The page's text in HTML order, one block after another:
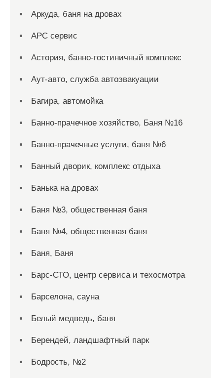
Аркуда, баня на дровах
АРС сервис
Астория, банно-гостиничный комплекс
Аут-авто, служба автоэвакуации
Багира, автомойка
Банно-прачечное хозяйство, Баня №16
Банно-прачечные услуги, баня №6
Банный дворик, комплекс отдыха
Банька на дровах
Баня №3, общественная баня
Баня №4, общественная баня
Баня, Баня
Барс-СТО, центр сервиса и техосмотра
Барселона, сауна
Белый медведь, баня
Берендей, ландшафтный парк
Бодрость, №2